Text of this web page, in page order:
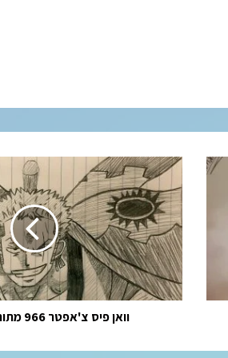
וואן
פיס
צ'אפטר
966
מתורגם
לעברית!
וואן פיס צ'אפטר 966 מתורגם לעברית!